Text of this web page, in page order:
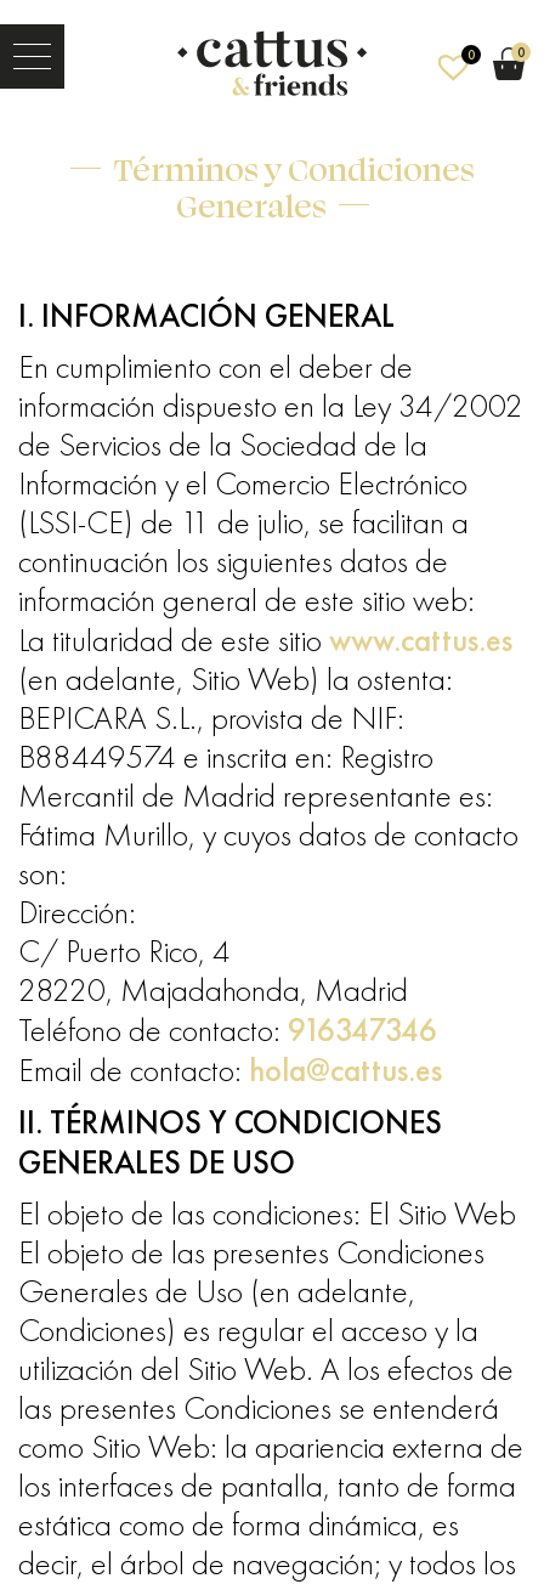
0
0
Términos y Condiciones
Generales
I. INFORMACIÓN GENERAL
En cumplimiento con el deber de
información dispuesto en la Ley 34/2002
de Servicios de la Sociedad de la
Información y el Comercio Electrónico
(LSSI-CE) de 11 de julio, se facilitan a
continuación los siguientes datos de
información general de este sitio web:
La titularidad de este sitio www.cattus.es
(en adelante, Sitio Web) la ostenta:
BEPICARA S.L., provista de NIF:
B88449574 e inscrita en: Registro
Mercantil de Madrid representante es:
Fátima Murillo, y cuyos datos de contacto
son:
Dirección:
C/ Puerto Rico, 4
28220, Majadahonda, Madrid
Teléfono de contacto: 916347346
Email de contacto: hola@cattus.es
II. TÉRMINOS Y CONDICIONES
GENERALES DE USO
El objeto de las condiciones: El Sitio Web
El objeto de las presentes Condiciones
Generales de Uso (en adelante,
Condiciones) es regular el acceso y la
utilización del Sitio Web. A los efectos de
las presentes Condiciones se entenderá
como Sitio Web: la apariencia externa de
los interfaces de pantalla, tanto de forma
estática como de forma dinámica, es
decir, el árbol de navegación; y todos los